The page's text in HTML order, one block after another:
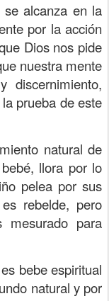
alcanza en la
por la acción
Dios nos pide
nuestra mente
discernimiento,
prueba de este
natural de
llora por lo
pelea por sus
rebelde, pero
para
bebe espiritual
natural y por